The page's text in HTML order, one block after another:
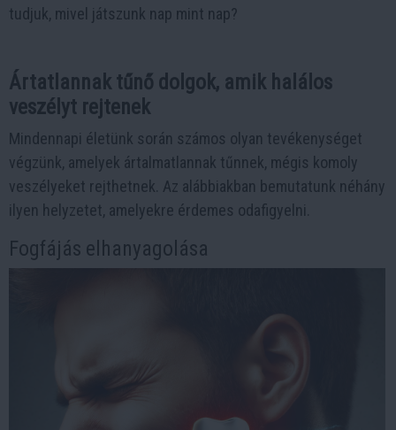
tudjuk, mivel játszunk nap mint nap?
Ártatlannak tűnő dolgok, amik halálos
veszélyt rejtenek
Mindennapi életünk során számos olyan tevékenységet
végzünk, amelyek ártalmatlannak tűnnek, mégis komoly
veszélyeket rejthetnek. Az alábbiakban bemutatunk néhány
ilyen helyzetet, amelyekre érdemes odafigyelni.
Fogfájás elhanyagolása